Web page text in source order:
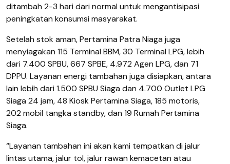
ditambah 2-3 hari dari normal untuk mengantisipasi
peningkatan konsumsi masyarakat.
Setelah stok aman, Pertamina Patra Niaga juga
menyiagakan 115 Terminal BBM, 30 Terminal LPG, lebih
dari 7.400 SPBU, 667 SPBE, 4.972 Agen LPG, dan 71
DPPU. Layanan energi tambahan juga disiapkan, antara
lain lebih dari 1.500 SPBU Siaga dan 4.700 Outlet LPG
Siaga 24 jam, 48 Kiosk Pertamina Siaga, 185 motoris,
202 mobil tangka standby, dan 19 Rumah Pertamina
Siaga.
“Layanan tambahan ini akan kami tempatkan di jalur
lintas utama, jalur tol, jalur rawan kemacetan atau